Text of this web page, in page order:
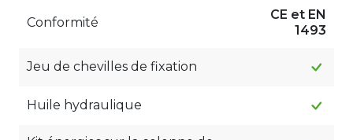
Conformité
CE et EN
1493
Jeu de chevilles de fixation
Huile hydraulique